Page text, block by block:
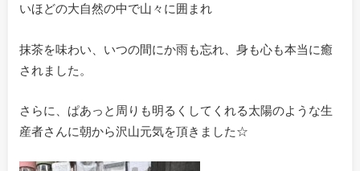
いほどの大自然の中で山々に囲まれ
抹茶を味わい、いつの間にか雨も忘れ、身も心も本当に癒
されました。
さらに、ぱあっと周りも明るくしてくれる太陽のような生
産者さんに朝から沢山元気を頂きました☆